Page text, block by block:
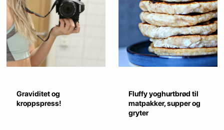
Graviditet og
kroppspress!
Fluffy yoghurtbrød til
matpakker, supper og
gryter